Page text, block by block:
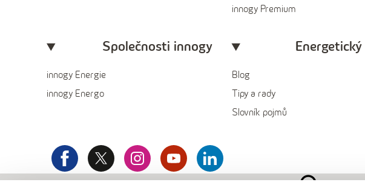
innogy Premium
Společnosti innogy
innogy Energie
innogy Energo
Blog
Tipy a rady
Slovník pojmů
facebook
x
innogy
instagramyoutubeLinkedin